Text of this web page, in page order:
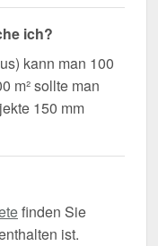
ich?
kann man 100
m² sollte man
150 mm
finden Sie
ist.